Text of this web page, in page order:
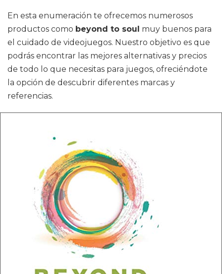
En esta enumeración te ofrecemos numerosos
productos como beyond to soul muy buenos para
el cuidado de videojuegos. Nuestro objetivo es que
podrás encontrar las mejores alternativas y precios
de todo lo que necesitas para juegos, ofreciéndote
la opción de descubrir diferentes marcas y
referencias.